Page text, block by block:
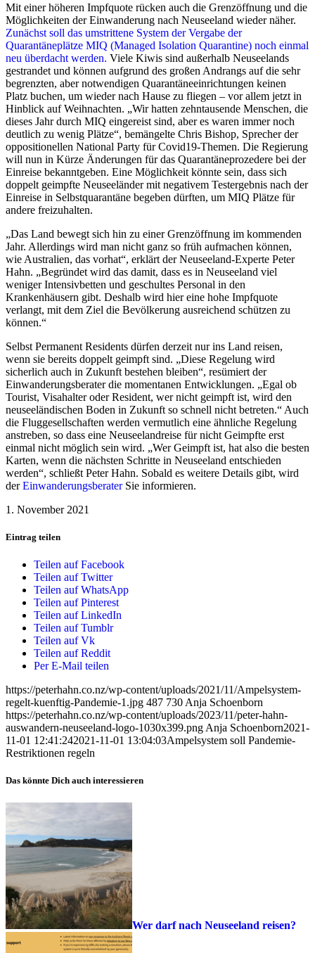
Mit einer höheren Impfquote rücken auch die Grenzöffnung und die
Möglichkeiten der Einwanderung nach Neuseeland wieder näher.
Zunächst soll das umstrittene System der Vergabe der
Quarantäneplätze MIQ (Managed Isolation Quarantine) noch einmal
neu überdacht werden. Viele Kiwis sind außerhalb Neuseelands
gestrandet und können aufgrund des großen Andrangs auf die sehr
begrenzten, aber notwendigen Quarantäneeinrichtungen keinen
Platz buchen, um wieder nach Hause zu fliegen – vor allem jetzt in
Hinblick auf Weihnachten. „Wir hatten zehntausende Menschen, die
dieses Jahr durch MIQ eingereist sind, aber es waren immer noch
deutlich zu wenig Plätze“, bemängelte Chris Bishop, Sprecher der
oppositionellen National Party für Covid19-Themen. Die Regierung
will nun in Kürze Änderungen für das Quarantäneprozedere bei der
Einreise bekanntgeben. Eine Möglichkeit könnte sein, dass sich
doppelt geimpfte Neuseeländer mit negativem Testergebnis nach der
Einreise in Selbstquarantäne begeben dürften, um MIQ Plätze für
andere freizuhalten.
„Das Land bewegt sich hin zu einer Grenzöffnung im kommenden
Jahr. Allerdings wird man nicht ganz so früh aufmachen können,
wie Australien, das vorhat“, erklärt der Neuseeland-Experte Peter
Hahn. „Begründet wird das damit, dass es in Neuseeland viel
weniger Intensivbetten und geschultes Personal in den
Krankenhäusern gibt. Deshalb wird hier eine hohe Impfquote
verlangt, mit dem Ziel die Bevölkerung ausreichend schützen zu
können.“
Selbst Permanent Residents dürfen derzeit nur ins Land reisen,
wenn sie bereits doppelt geimpft sind. „Diese Regelung wird
sicherlich auch in Zukunft bestehen bleiben“, resümiert der
Einwanderungsberater die momentanen Entwicklungen. „Egal ob
Tourist, Visahalter oder Resident, wer nicht geimpft ist, wird den
neuseeländischen Boden in Zukunft so schnell nicht betreten.“ Auch
die Fluggesellschaften werden vermutlich eine ähnliche Regelung
anstreben, so dass eine Neuseelandreise für nicht Geimpfte erst
einmal nicht möglich sein wird. „Wer Geimpft ist, hat also die besten
Karten, wenn die nächsten Schritte in Neuseeland entschieden
werden“, schließt Peter Hahn. Sobald es weitere Details gibt, wird
derEinwanderungsberaterSie informieren.
1. November 2021
Eintrag teilen
Teilen auf Facebook
Teilen auf Twitter
Teilen auf WhatsApp
Teilen auf Pinterest
Teilen auf LinkedIn
Teilen auf Tumblr
Teilen auf Vk
Teilen auf Reddit
Per E-Mail teilen
https://peterhahn.co.nz/wp-content/uploads/2021/11/Ampelsystem-
regelt-kuenftig-Pandemie-1.jpg 487 730 Anja Schoenborn
https://peterhahn.co.nz/wp-content/uploads/2023/11/peter-hahn-
auswandern-neuseeland-logo-1030x399.png Anja Schoenborn2021-
11-01 12:41:242021-11-01 13:04:03Ampelsystem soll Pandemie-
Restriktionen regeln
Das könnte Dich auch interessieren
Wer darf nach Neuseeland reisen?